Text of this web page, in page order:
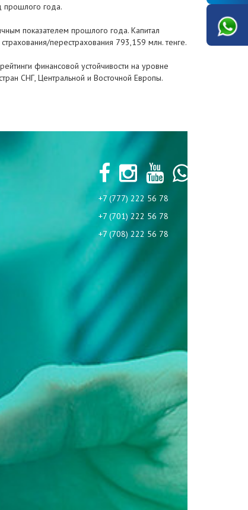
прошлого года.
показателем прошлого года. Капитал
перестрахования 793,159 млн. тенге.
финансовой устойчивости на уровне
СНГ, Центральной и Восточной Европы.
+7 (777) 222 56 78
+7 (701) 222 56 78
+7 (708) 222 56 78